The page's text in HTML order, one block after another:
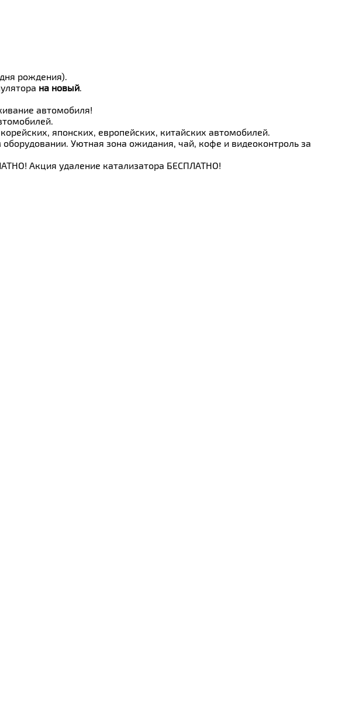
рождения).
на новый.
автомобиля!
японских, европейских, китайских автомобилей.
Уютная зона ожидания, чай, кофе и видеоконтроль за
Акция удаление катализатора БЕСПЛАТНО!